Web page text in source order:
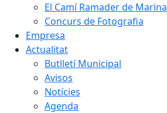
El Camí Ramader de Marina
Concurs de Fotografia
Empresa
Actualitat
Butlletí Municipal
Avisos
Notícies
Agenda